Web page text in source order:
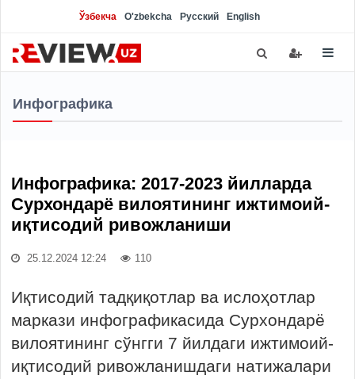
Ўзбекча O'zbekcha Русский English
Инфографика
Инфографика: 2017-2023 йилларда
Сурхондарё вилоятининг ижтимоий-
иқтисодий ривожланиши
25.12.2024 12:24 110
Иқтисодий тадқиқотлар ва ислоҳотлар
маркази инфографикасида Сурхондарё
вилоятининг сўнгги 7 йилдаги ижтимоий-
иқтисодий ривожланишдаги натижалари